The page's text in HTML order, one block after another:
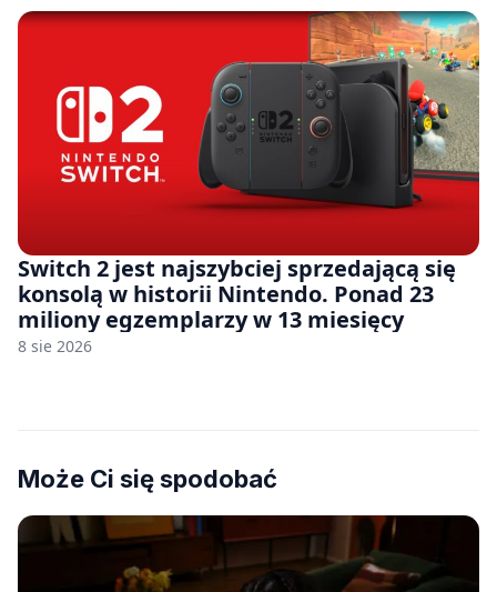
Switch 2 jest najszybciej sprzedającą się
konsolą w historii Nintendo. Ponad 23
miliony egzemplarzy w 13 miesięcy
8 sie 2026
Może Ci się spodobać